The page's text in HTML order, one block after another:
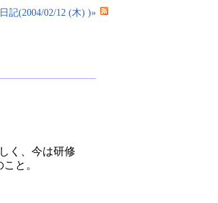
記(2004/02/12 (木) )»
く、今は研修
と。